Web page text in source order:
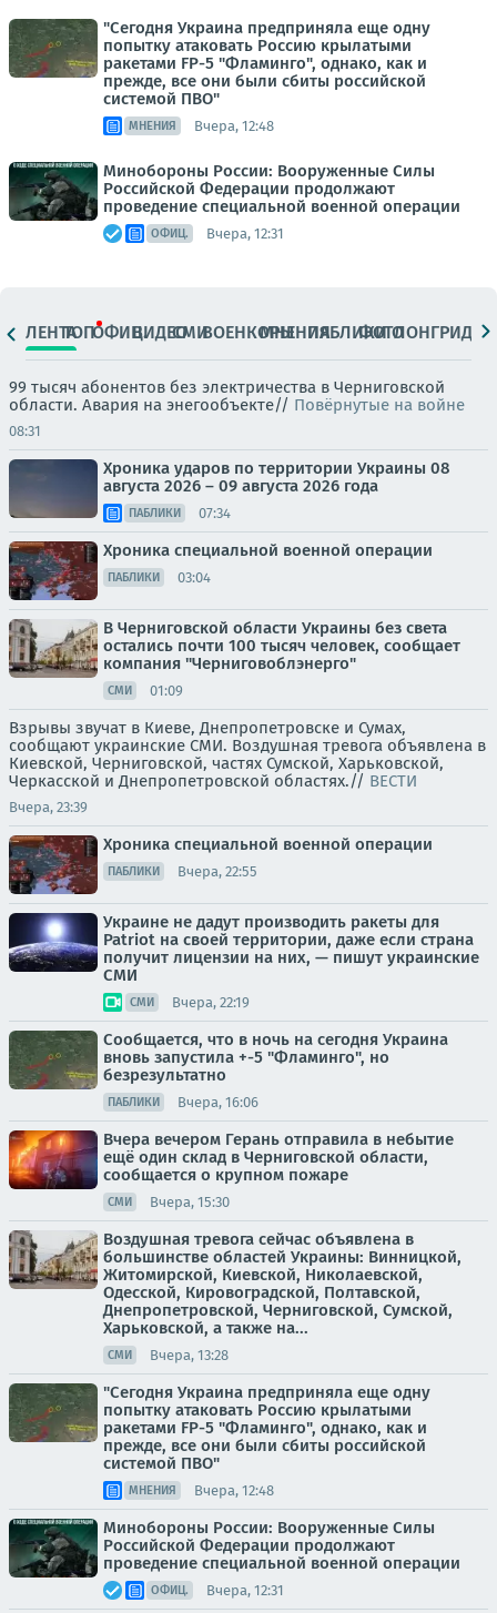
"Сегодня Украина предприняла еще одну
попытку атаковать Россию крылатыми
ракетами FP-5 "Фламинго", однако, как и
прежде, все они были сбиты российской
системой ПВО"
МНЕНИЯ Вчера, 12:48
Минобороны России: Вооруженные Силы
Российской Федерации продолжают
проведение специальной военной операции
ОФИЦ. Вчера, 12:31
ЛЕНТАТОПОФИЦ.ВИДЕОСМИВОЕНКОРЫМНЕНИЯПАБЛИКИ
ФОТОЛОНГРИДЫ
99 тысяч абонентов без электричества в Черниговской
области. Авария на энегообъекте// Повёрнутые на войне
08:31
Хроника ударов по территории Украины 08
августа 2026 – 09 августа 2026 года
ПАБЛИКИ 07:34
Хроника специальной военной операции
ПАБЛИКИ 03:04
В Черниговской области Украины без света
остались почти 100 тысяч человек, сообщает
компания "Черниговоблэнерго"
СМИ 01:09
Взрывы звучат в Киеве, Днепропетровске и Сумах,
сообщают украинские СМИ. Воздушная тревога объявлена в
Киевской, Черниговской, частях Сумской, Харьковской,
Черкасской и Днепропетровской областях.// ВЕСТИ
Вчера, 23:39
Хроника специальной военной операции
ПАБЛИКИ Вчера, 22:55
Украине не дадут производить ракеты для
Patriot на своей территории, даже если страна
получит лицензии на них, — пишут украинские
СМИ
СМИ Вчера, 22:19
Сообщается, что в ночь на сегодня Украина
вновь запустила +-5 "Фламинго", но
безрезультатно
ПАБЛИКИ Вчера, 16:06
Вчера вечером Герань отправила в небытие
ещё один склад в Черниговской области,
сообщается о крупном пожаре
СМИ Вчера, 15:30
Воздушная тревога сейчас объявлена в
большинстве областей Украины: Винницкой,
Житомирской, Киевской, Николаевской,
Одесской, Кировоградской, Полтавской,
Днепропетровской, Черниговской, Сумской,
Харьковской, а также на...
СМИ Вчера, 13:28
"Сегодня Украина предприняла еще одну
попытку атаковать Россию крылатыми
ракетами FP-5 "Фламинго", однако, как и
прежде, все они были сбиты российской
системой ПВО"
МНЕНИЯ Вчера, 12:48
Минобороны России: Вооруженные Силы
Российской Федерации продолжают
проведение специальной военной операции
ОФИЦ. Вчера, 12:31